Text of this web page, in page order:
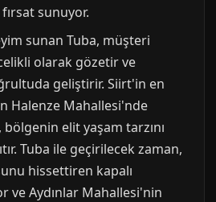
sunuyor.
sunan Tuba, müşteri
olarak gözetir ve
geliştirir. Siirt'in en
Halenze Mahallesi'nde
elit yaşam tarzını
Tuba ile geçirilecek zaman,
hissettiren kapalı
ve Aydınlar Mahallesi'nin